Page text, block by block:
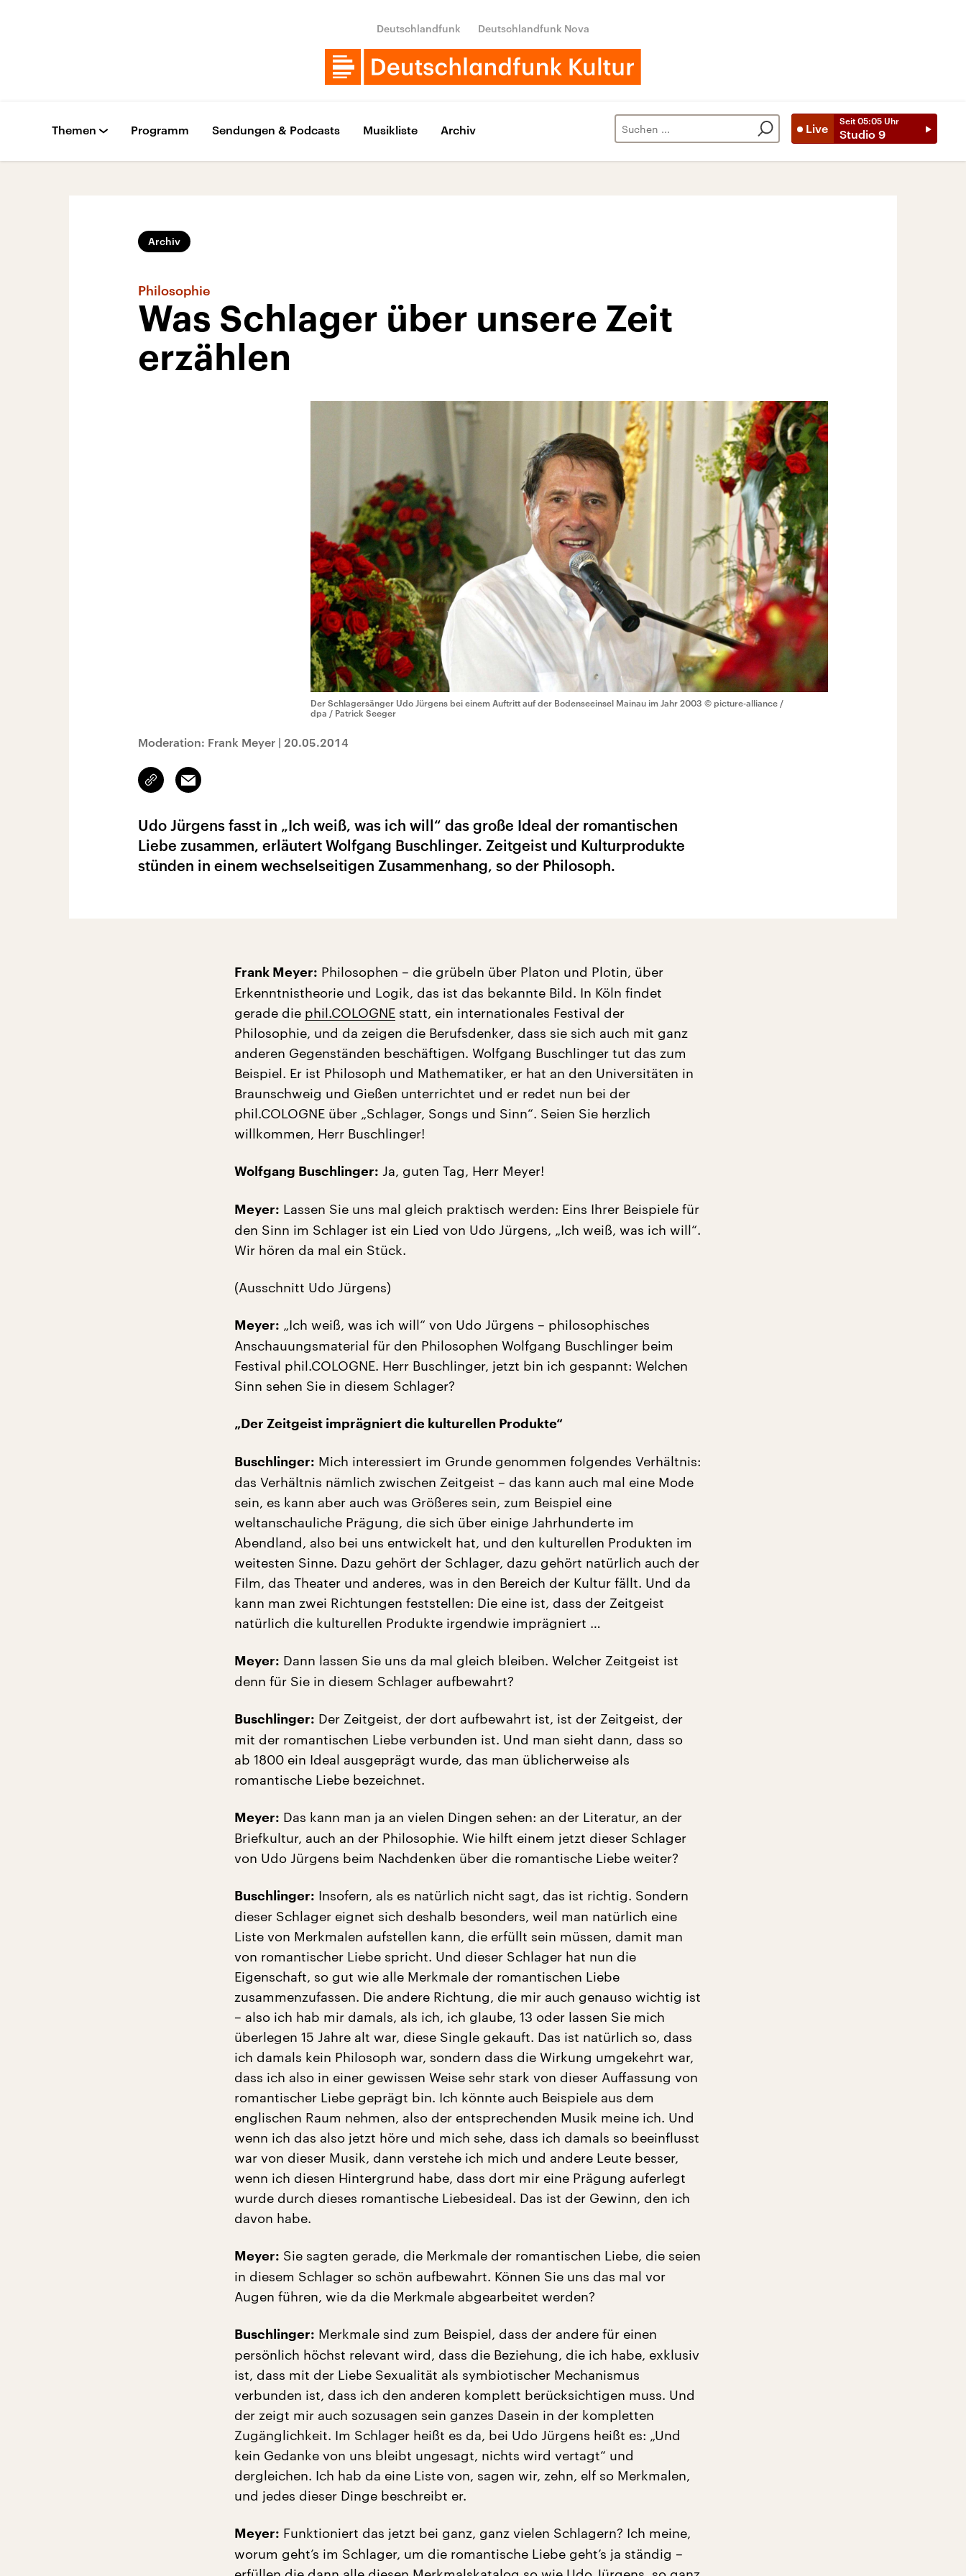
Deutschlandfunk Deutschlandfunk Nova
Live
Seit 05:05 Uhr
Studio 9
Themen Programm Sendungen & Podcasts Musikliste Archiv
Archiv
Philosophie
Was Schlager über unsere Zeit
erzählen
Der Schlagersänger Udo Jürgens bei einem Auftritt auf der Bodenseeinsel Mainau im Jahr 2003 © picture-alliance /
dpa / Patrick Seeger
Moderation: Frank Meyer | 20.05.2014
Link
kopieren/teilen
Email
Udo Jürgens fasst in „Ich weiß, was ich will“ das große Ideal der romantischen
Liebe zusammen, erläutert Wolfgang Buschlinger. Zeitgeist und Kulturprodukte
stünden in einem wechselseitigen Zusammenhang, so der Philosoph.
Frank Meyer: Philosophen – die grübeln über Platon und Plotin, über
Erkenntnistheorie und Logik, das ist das bekannte Bild. In Köln findet
gerade die phil.COLOGNE statt, ein internationales Festival der
Philosophie, und da zeigen die Berufsdenker, dass sie sich auch mit ganz
anderen Gegenständen beschäftigen. Wolfgang Buschlinger tut das zum
Beispiel. Er ist Philosoph und Mathematiker, er hat an den Universitäten in
Braunschweig und Gießen unterrichtet und er redet nun bei der
phil.COLOGNE über „Schlager, Songs und Sinn“. Seien Sie herzlich
willkommen, Herr Buschlinger!
Wolfgang Buschlinger: Ja, guten Tag, Herr Meyer!
Meyer: Lassen Sie uns mal gleich praktisch werden: Eins Ihrer Beispiele für
den Sinn im Schlager ist ein Lied von Udo Jürgens, „Ich weiß, was ich will“.
Wir hören da mal ein Stück.
(Ausschnitt Udo Jürgens)
Meyer: „Ich weiß, was ich will“ von Udo Jürgens – philosophisches
Anschauungsmaterial für den Philosophen Wolfgang Buschlinger beim
Festival phil.COLOGNE. Herr Buschlinger, jetzt bin ich gespannt: Welchen
Sinn sehen Sie in diesem Schlager?
„Der Zeitgeist imprägniert die kulturellen Produkte“
Buschlinger: Mich interessiert im Grunde genommen folgendes Verhältnis:
das Verhältnis nämlich zwischen Zeitgeist – das kann auch mal eine Mode
sein, es kann aber auch was Größeres sein, zum Beispiel eine
weltanschauliche Prägung, die sich über einige Jahrhunderte im
Abendland, also bei uns entwickelt hat, und den kulturellen Produkten im
weitesten Sinne. Dazu gehört der Schlager, dazu gehört natürlich auch der
Film, das Theater und anderes, was in den Bereich der Kultur fällt. Und da
kann man zwei Richtungen feststellen: Die eine ist, dass der Zeitgeist
natürlich die kulturellen Produkte irgendwie imprägniert …
Meyer: Dann lassen Sie uns da mal gleich bleiben. Welcher Zeitgeist ist
denn für Sie in diesem Schlager aufbewahrt?
Buschlinger: Der Zeitgeist, der dort aufbewahrt ist, ist der Zeitgeist, der
mit der romantischen Liebe verbunden ist. Und man sieht dann, dass so
ab 1800 ein Ideal ausgeprägt wurde, das man üblicherweise als
romantische Liebe bezeichnet.
Meyer: Das kann man ja an vielen Dingen sehen: an der Literatur, an der
Briefkultur, auch an der Philosophie. Wie hilft einem jetzt dieser Schlager
von Udo Jürgens beim Nachdenken über die romantische Liebe weiter?
Buschlinger: Insofern, als es natürlich nicht sagt, das ist richtig. Sondern
dieser Schlager eignet sich deshalb besonders, weil man natürlich eine
Liste von Merkmalen aufstellen kann, die erfüllt sein müssen, damit man
von romantischer Liebe spricht. Und dieser Schlager hat nun die
Eigenschaft, so gut wie alle Merkmale der romantischen Liebe
zusammenzufassen. Die andere Richtung, die mir auch genauso wichtig ist
– also ich hab mir damals, als ich, ich glaube, 13 oder lassen Sie mich
überlegen 15 Jahre alt war, diese Single gekauft. Das ist natürlich so, dass
ich damals kein Philosoph war, sondern dass die Wirkung umgekehrt war,
dass ich also in einer gewissen Weise sehr stark von dieser Auffassung von
romantischer Liebe geprägt bin. Ich könnte auch Beispiele aus dem
englischen Raum nehmen, also der entsprechenden Musik meine ich. Und
wenn ich das also jetzt höre und mich sehe, dass ich damals so beeinflusst
war von dieser Musik, dann verstehe ich mich und andere Leute besser,
wenn ich diesen Hintergrund habe, dass dort mir eine Prägung auferlegt
wurde durch dieses romantische Liebesideal. Das ist der Gewinn, den ich
davon habe.
Meyer: Sie sagten gerade, die Merkmale der romantischen Liebe, die seien
in diesem Schlager so schön aufbewahrt. Können Sie uns das mal vor
Augen führen, wie da die Merkmale abgearbeitet werden?
Buschlinger: Merkmale sind zum Beispiel, dass der andere für einen
persönlich höchst relevant wird, dass die Beziehung, die ich habe, exklusiv
ist, dass mit der Liebe Sexualität als symbiotischer Mechanismus
verbunden ist, dass ich den anderen komplett berücksichtigen muss. Und
der zeigt mir auch sozusagen sein ganzes Dasein in der kompletten
Zugänglichkeit. Im Schlager heißt es da, bei Udo Jürgens heißt es: „Und
kein Gedanke von uns bleibt ungesagt, nichts wird vertagt“ und
dergleichen. Ich hab da eine Liste von, sagen wir, zehn, elf so Merkmalen,
und jedes dieser Dinge beschreibt er.
Meyer: Funktioniert das jetzt bei ganz, ganz vielen Schlagern? Ich meine,
worum geht’s im Schlager, um die romantische Liebe geht’s ja ständig –